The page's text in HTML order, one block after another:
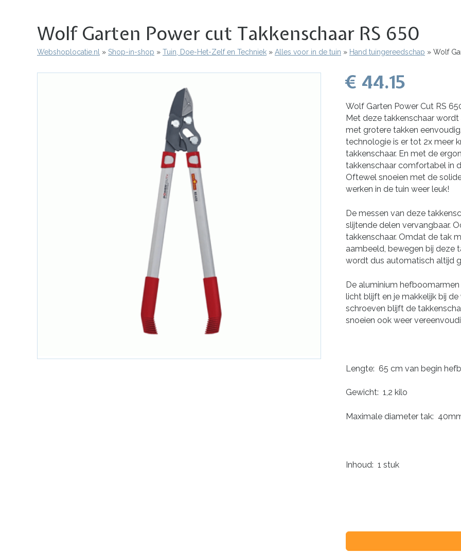
Wolf Garten Power cut Takkenschaar RS 650
Kruimelpad
Webshoplocatie.nl Shop-in-shop Tuin, Doe-Het-Zelf en Techniek Alles voor in de tuin Hand tuingereedschap Wolf
€ 44.15
Wolf Garten Power Cut RS
Met deze takkenschaar
met grotere takken
technologie is er tot 2x meer
takkenschaar. En met de
takkenschaar comfortabel in
Oftewel snoeien met de
werken in de tuin weer leuk!
De messen van deze
slijtende delen vervangbaar.
takkenschaar. Omdat de tak
aambeeld, bewegen bij deze
wordt dus automatisch altijd
De aluminium
licht blijft en je makkelijk bij
schroeven blijft de
snoeien ook weer
Lengte: 65 cm van begin
Gewicht: 1,2 kilo
Maximale diameter tak:
Inhoud: 1 stuk